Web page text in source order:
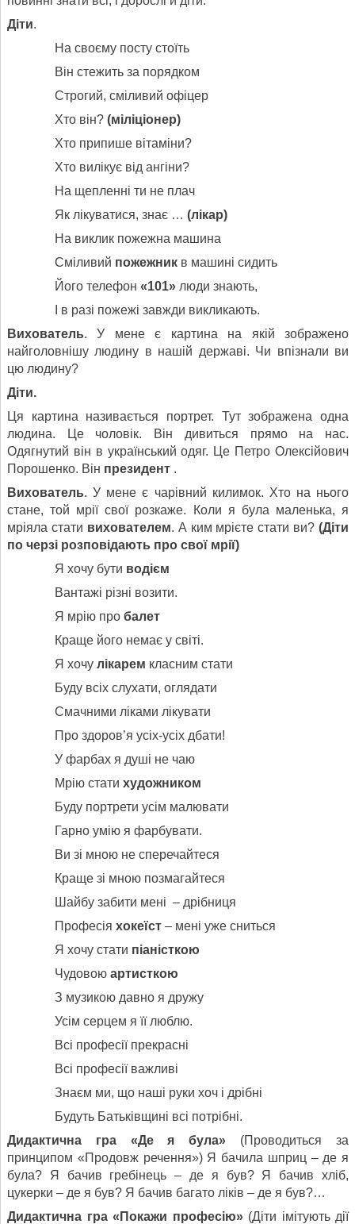
Діти.
На своєму посту стоїть
Він стежить за порядком
Строгий, сміливий офіцер
Хто він? (міліціонер)
Хто припише вітаміни?
Хто вилікує від ангіни?
На щепленні ти не плач
Як лікуватися, знає … (лікар)
На виклик пожежна машина
Сміливий пожежник в машині сидить
Його телефон «101» люди знають,
І в разі пожежі завжди викликають.
Вихователь. У мене є картина на якій зображено
найголовнішу людину в нашій державі. Чи впізнали ви
цю людину?
Діти.
Ця картина називається портрет. Тут зображена одна
людина. Це чоловік. Він дивиться прямо на нас.
Одягнутий він в український одяг. Це Петро Олексійович
Порошенко. Він президент .
Вихователь. У мене є чарівний килимок. Хто на нього
стане, той мрії свої розкаже. Коли я була маленька, я
мріяла стати вихователем. А ким мрієте стати ви? (Діти
по черзі розповідають про свої мрії)
Я хочу бути водієм
Вантажі різні возити.
Я мрію про балет
Краще його немає у світі.
Я хочу лікарем класним стати
Буду всіх слухати, оглядати
Смачними ліками лікувати
Про здоров’я усіх-усіх дбати!
У фарбах я душі не чаю
Мрію стати художником
Буду портрети усім малювати
Гарно умію я фарбувати.
Ви зі мною не сперечайтеся
Краще зі мною позмагайтеся
Шайбу забити мені – дрібниця
Професія хокеїст – мені уже сниться
Я хочу стати піаністкою
Чудовою артисткою
З музикою давно я дружу
Усім серцем я її люблю.
Всі професії прекрасні
Всі професії важливі
Знаєм ми, що наші руки хоч і дрібні
Будуть Батьківщині всі потрібні.
Дидактична гра «Де я була» (Проводиться за
принципом «Продовж речення») Я бачила шприц – де я
була? Я бачив гребінець – де я був? Я бачив хліб,
цукерки – де я був? Я бачив багато ліків – де я був?…
Дидактична гра «Покажи професію»(Діти імітують дії